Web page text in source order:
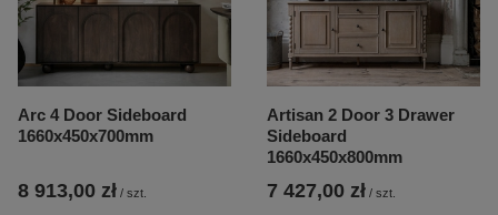
Arc 4 Door Sideboard
1660x450x700mm
8 913,00 zł / szt.
Artisan 2 Door 3 Drawer
Sideboard
1660x450x800mm
7 427,00 zł / szt.